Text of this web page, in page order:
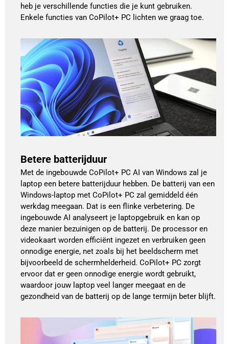
heb je verschillende functies die je kunt gebruiken.
Enkele functies van CoPilot+ PC lichten we graag toe.
Betere batterijduur
Met de ingebouwde CoPilot+ PC AI van Windows zal je
laptop een betere batterijduur hebben. De batterij van een
Windows-laptop met CoPilot+ PC zal gemiddeld één
werkdag meegaan. Dat is een flinke verbetering. De
ingebouwde AI analyseert je laptopgebruik en kan op
deze manier bezuinigen op de batterij. De processor en
videokaart worden efficiënt ingezet en verbruiken geen
onnodige energie, net zoals bij het beeldscherm met
bijvoorbeeld de schermhelderheid. CoPilot+ PC zorgt
ervoor dat er geen onnodige energie wordt gebruikt,
waardoor jouw laptop veel langer meegaat en de
gezondheid van de batterij op de lange termijn beter blijft.